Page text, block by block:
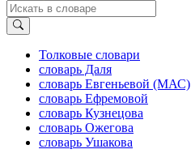
Толковые словари
словарь Даля
словарь Евгеньевой (МАС)
словарь Ефремовой
словарь Кузнецова
словарь Ожегова
словарь Ушакова